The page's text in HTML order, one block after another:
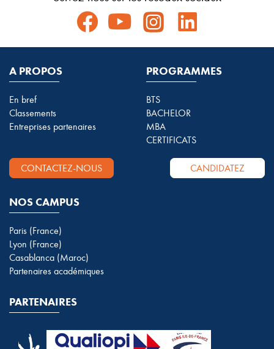
A PROPOS
En bref
Classements
Entreprises partenaires
PROGRAMMES
BTS
BACHELOR
MBA
CERTIFICATS
CONTACTEZ-NOUS CANDIDATEZ
NOS CAMPUS
Paris (France)
Lyon (France)
Casablanca (Maroc)
Partenaires académiques
PARTENAIRES